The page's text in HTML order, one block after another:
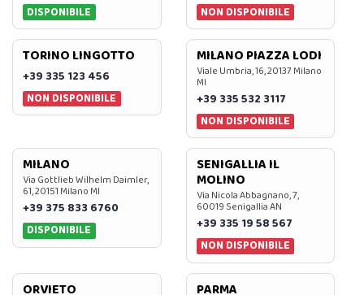
DISPONIBILE
NON DISPONIBILE
TORINO LINGOTTO
+39 335 123 456
NON DISPONIBILE
MILANO PIAZZA LODI
Viale Umbria, 16, 20137 Milano
MI
+39 335 532 3117
NON DISPONIBILE
MILANO
Via Gottlieb Wilhelm Daimler,
61, 20151 Milano MI
+39 375 833 6760
DISPONIBILE
SENIGALLIA IL
MOLINO
Via Nicola Abbagnano, 7,
60019 Senigallia AN
+39 335 19 58 567
NON DISPONIBILE
ORVIETO PARMA